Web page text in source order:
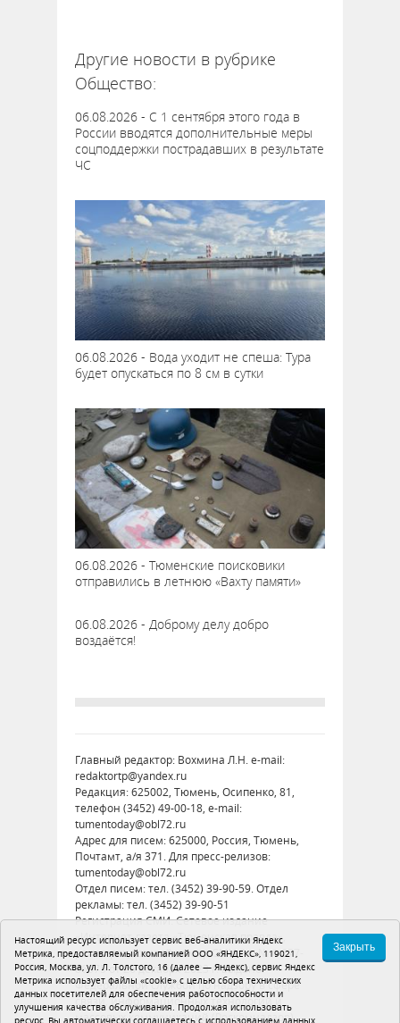
Другие новости в рубрике
Общество:
06.08.2026 - С 1 сентября этого года в
России вводятся дополнительные меры
соцподдержки пострадавших в результате
ЧС
06.08.2026 - Вода уходит не спеша: Тура
будет опускаться по 8 см в сутки
06.08.2026 - Тюменские поисковики
отправились в летнюю «Вахту памяти»
06.08.2026 - Доброму делу добро
воздаётся!
Главный редактор: Вохмина Л.Н. e-mail:
redaktortp@yandex.ru
Редакция: 625002, Тюмень, Осипенко, 81,
телефон (3452) 49-00-18, e-mail:
tumentoday@obl72.ru
Адрес для писем: 625000, Россия, Тюмень,
Почтамт, а/я 371. Для пресс-релизов:
tumentoday@obl72.ru
Отдел писем: тел. (3452) 39-90-59. Отдел
рекламы: тел. (3452) 39-90-51
Регистрация СМИ: Сетевое издание
«Интернет-газета «Тюменская правда»,
регистрационный номер СМИ Эл № ФС77-
86575 от 26 декабря 2023 г. выдано
Федеральной службой по надзору в сфере
связи, информационных технологий и
массовых коммуникаций (Роскомнадзор)
Настоящий ресурс использует сервис веб-аналитики Яндекс
Метрика, предоставляемый компанией ООО «ЯНДЕКС», 119021,
Россия, Москва, ул. Л. Толстого, 16 (далее — Яндекс), сервис Яндекс
Метрика использует файлы «cookie» с целью сбора технических
данных посетителей для обеспечения работоспособности и
улучшения качества обслуживания. Продолжая использовать
ресурс, Вы автоматически соглашаетесь с использованием данных
Закрыть